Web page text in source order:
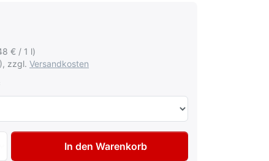
€ / 1 l)
zzgl. Versandkosten
Autolack Spraydose für Alfa Romeo 580A Verde Muschio
In den Warenkorb